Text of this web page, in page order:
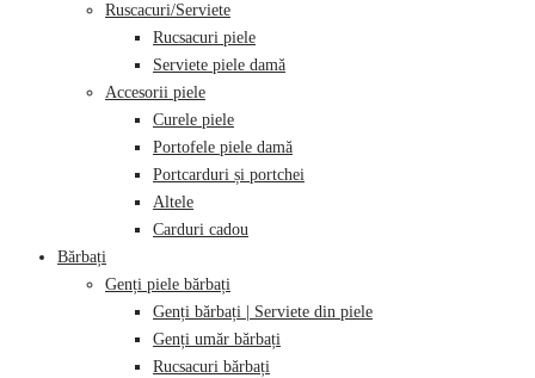
Ruscacuri/Serviete
Rucsacuri piele
Serviete piele damă
Accesorii piele
Curele piele
Portofele piele damă
Portcarduri și portchei
Altele
Carduri cadou
Bărbați
Genți piele bărbați
Genți bărbați | Serviete din piele
Genți umăr bărbați
Rucsacuri bărbați